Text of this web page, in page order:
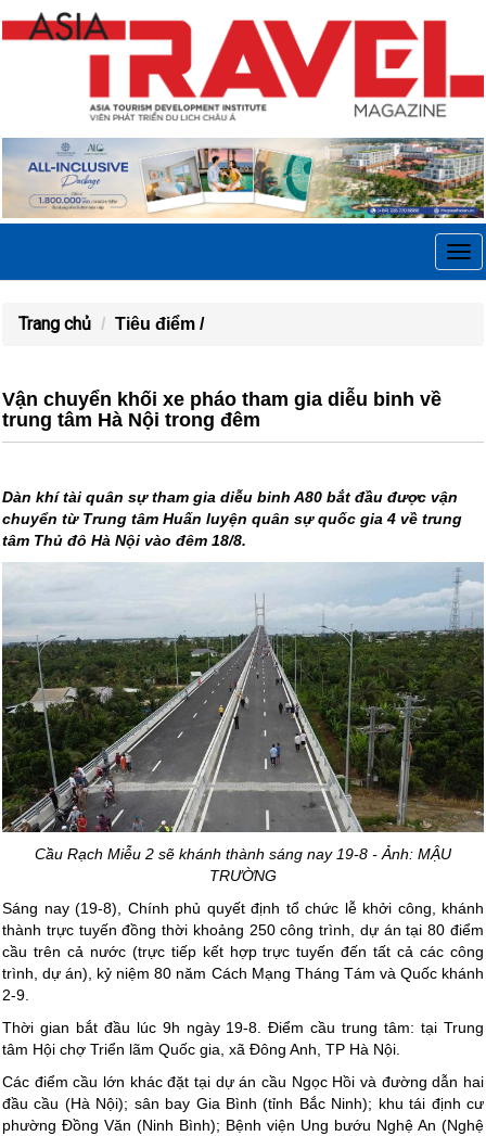
Trang chủ Tiêu điểm /
Vận chuyển khối xe pháo tham gia diễu binh về
trung tâm Hà Nội trong đêm
Dàn khí tài quân sự tham gia diễu binh A80 bắt đầu được vận
chuyển từ Trung tâm Huấn luyện quân sự quốc gia 4 về trung
tâm Thủ đô Hà Nội vào đêm 18/8.
Cầu Rạch Miễu 2 sẽ khánh thành sáng nay 19-8 - Ảnh: MẬU
TRƯỜNG
Sáng nay (19-8), Chính phủ quyết định tổ chức lễ khởi công, khánh
thành trực tuyến đồng thời khoảng 250 công trình, dự án tại 80 điểm
cầu trên cả nước (trực tiếp kết hợp trực tuyến đến tất cả các công
trình, dự án), kỷ niệm 80 năm Cách Mạng Tháng Tám và Quốc khánh
2-9.
Thời gian bắt đầu lúc 9h ngày 19-8. Điểm cầu trung tâm: tại Trung
tâm Hội chợ Triển lãm Quốc gia, xã Đông Anh, TP Hà Nội.
Các điểm cầu lớn khác đặt tại dự án cầu Ngọc Hồi và đường dẫn hai
đầu cầu (Hà Nội); sân bay Gia Bình (tỉnh Bắc Ninh); khu tái định cư
phường Đồng Văn (Ninh Bình); Bệnh viện Ung bướu Nghệ An (Nghệ